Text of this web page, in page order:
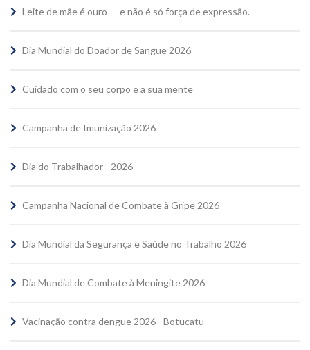
Leite de mãe é ouro — e não é só força de expressão.
Dia Mundial do Doador de Sangue 2026
Cuidado com o seu corpo e a sua mente
Campanha de Imunização 2026
Dia do Trabalhador - 2026
Campanha Nacional de Combate à Gripe 2026
Dia Mundial da Segurança e Saúde no Trabalho 2026
Dia Mundial de Combate à Meningite 2026
Vacinação contra dengue 2026 - Botucatu